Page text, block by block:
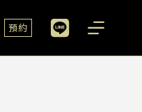
預約